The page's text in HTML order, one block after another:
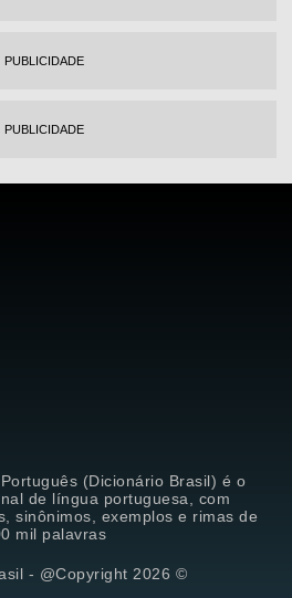
PUBLICIDADE
PUBLICIDADE
(Dicionário Brasil) é o
de língua portuguesa, com
sinônimos, exemplos e rimas de
mil palavras
- @Copyright 2026 ©